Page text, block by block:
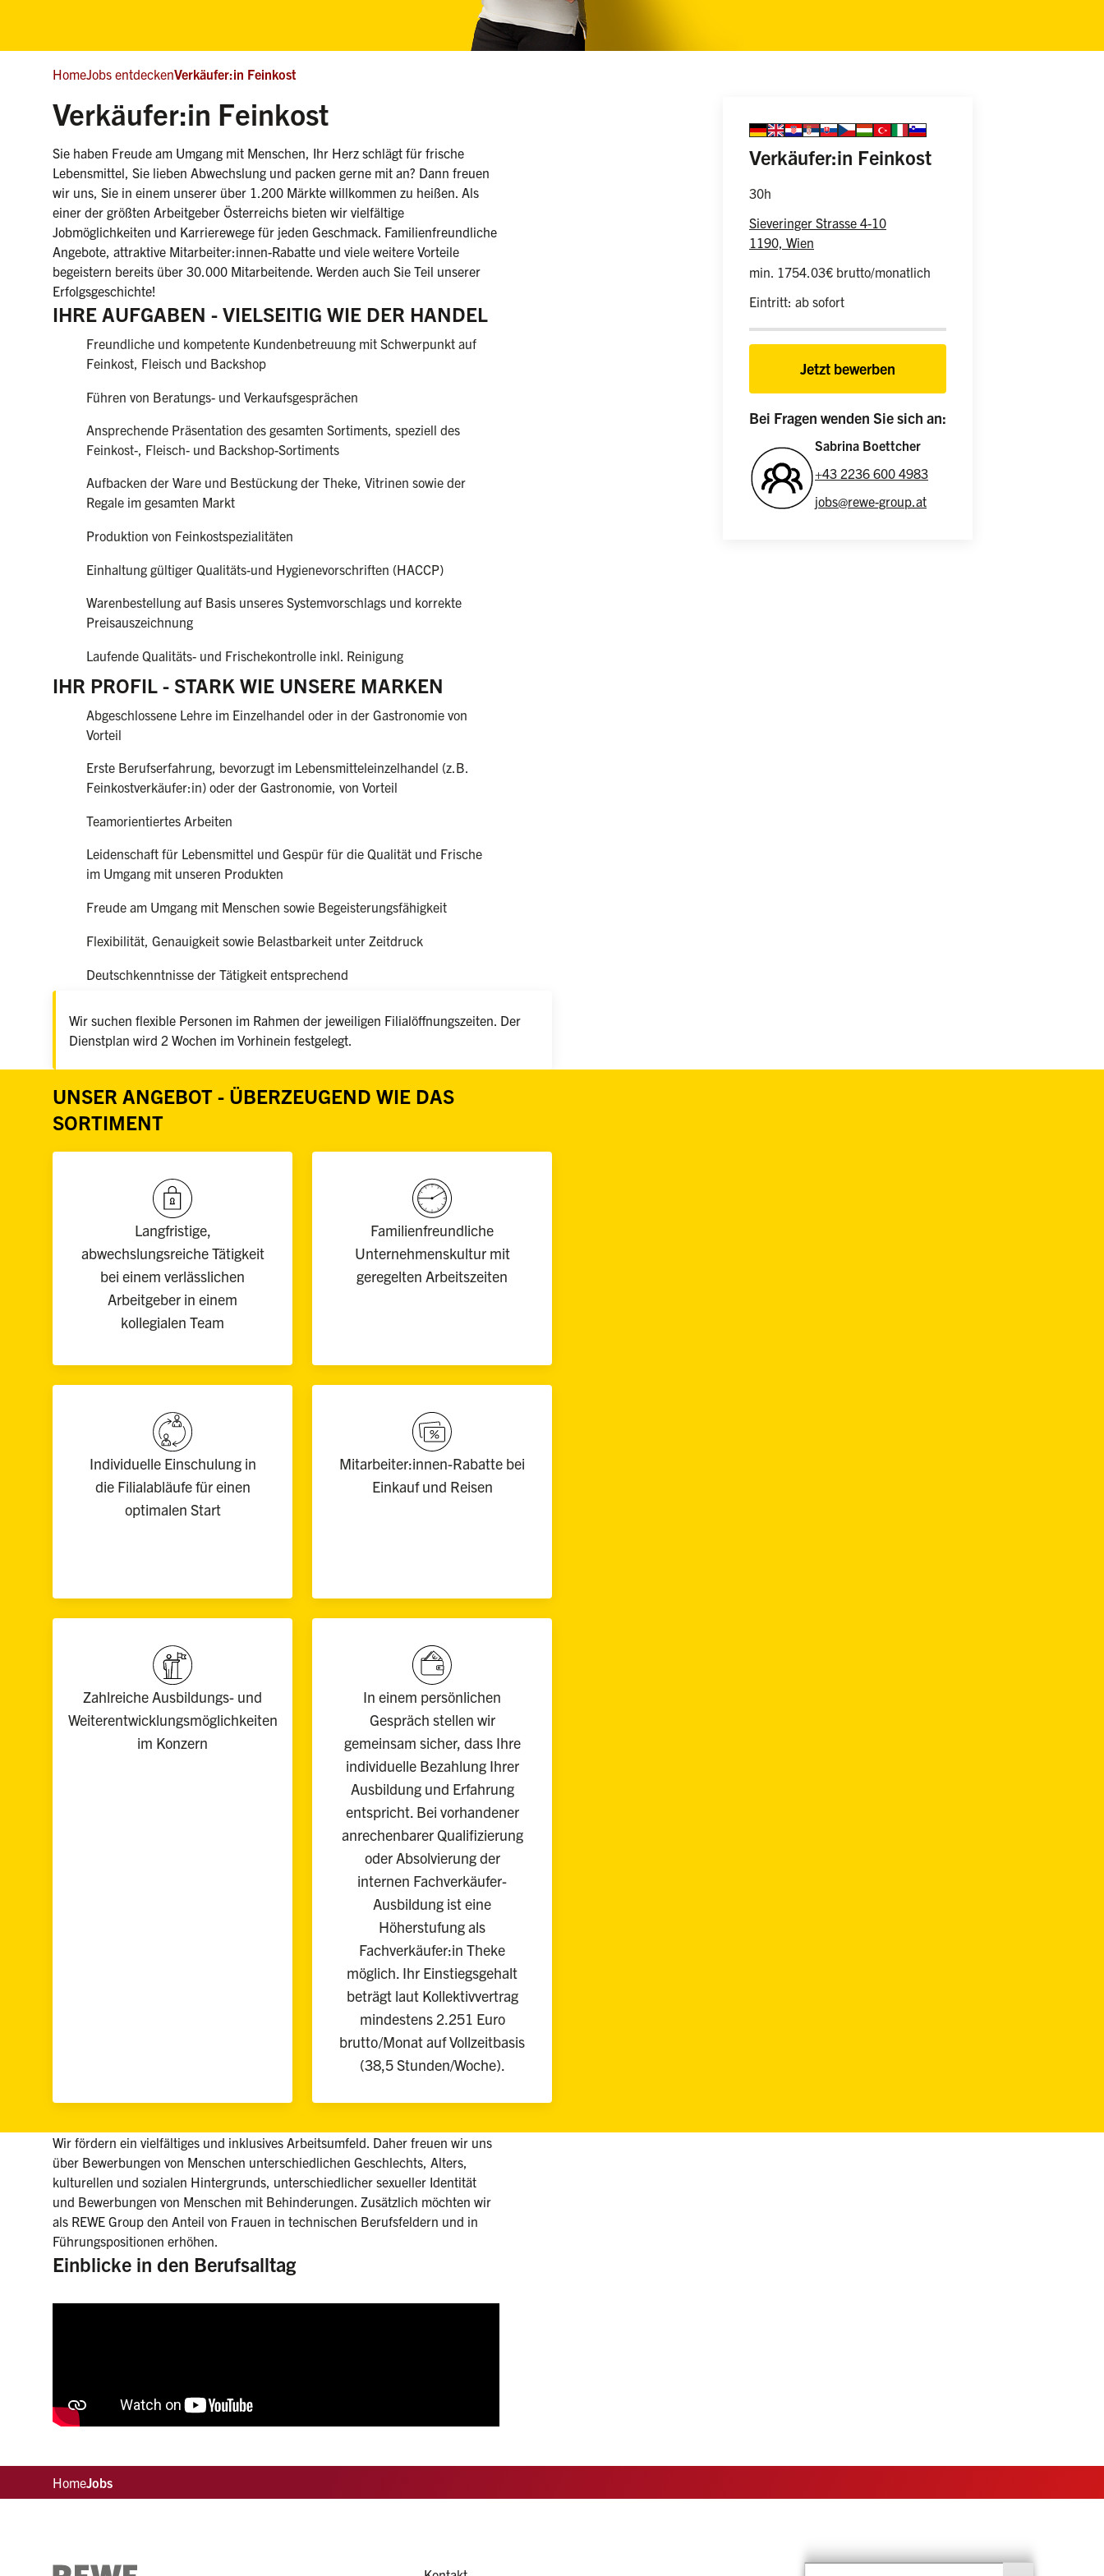
HomeJobs entdeckenVerkäufer:in Feinkost
Sprache auswählen
german
englishcroatian
serbian
slovakian
czechhungarian
turkish
italianslovenian
Verkäufer:in Feinkost(weiblich/männlich/
30h
Sieveringer Strasse 4-10
1190, Wien
min. 1754.03€ brutto/monatlich
Eintritt: ab sofort
Jetzt bewerben
Bei Fragen wenden Sie sich an:
Sabrina Boettcher
+43 2236 600 4983
jobs@rewe-group.at
Verkäufer:in Feinkost(weiblich/männlich/divers)
Sie haben Freude am Umgang mit Menschen, Ihr Herz schlägt für frische
Lebensmittel, Sie lieben Abwechslung und packen gerne mit an? Dann freuen
wir uns, Sie in einem unserer über 1.200 Märkte willkommen zu heißen. Als
einer der größten Arbeitgeber Österreichs bieten wir vielfältige
Jobmöglichkeiten und Karrierewege für jeden Geschmack. Familienfreundliche
Angebote, attraktive Mitarbeiter:innen-Rabatte und viele weitere Vorteile
begeistern bereits über 30.000 Mitarbeitende. Werden auch Sie Teil unserer
Erfolgsgeschichte!
IHRE AUFGABEN - VIELSEITIG WIE DER HANDEL
Freundliche und kompetente Kundenbetreuung mit Schwerpunkt auf
Feinkost, Fleisch und Backshop
Führen von Beratungs- und Verkaufsgesprächen
Ansprechende Präsentation des gesamten Sortiments, speziell des
Feinkost-, Fleisch- und Backshop-Sortiments
Aufbacken der Ware und Bestückung der Theke, Vitrinen sowie der
Regale im gesamten Markt
Produktion von Feinkostspezialitäten
Einhaltung gültiger Qualitäts-und Hygienevorschriften (HACCP)
Warenbestellung auf Basis unseres Systemvorschlags und korrekte
Preisauszeichnung
Laufende Qualitäts- und Frischekontrolle inkl. Reinigung
IHR PROFIL - STARK WIE UNSERE MARKEN
Abgeschlossene Lehre im Einzelhandel oder in der Gastronomie von
Vorteil
Erste Berufserfahrung, bevorzugt im Lebensmitteleinzelhandel (z.B.
Feinkostverkäufer:in) oder der Gastronomie, von Vorteil
Teamorientiertes Arbeiten
Leidenschaft für Lebensmittel und Gespür für die Qualität und Frische
im Umgang mit unseren Produkten
Freude am Umgang mit Menschen sowie Begeisterungsfähigkeit
Flexibilität, Genauigkeit sowie Belastbarkeit unter Zeitdruck
Deutschkenntnisse der Tätigkeit entsprechend
Wir suchen flexible Personen im Rahmen der jeweiligen Filialöffnungszeiten. Der
Dienstplan wird 2 Wochen im Vorhinein festgelegt.
UNSER ANGEBOT - ÜBERZEUGEND WIE DAS
SORTIMENT
Langfristige,
abwechslungsreiche Tätigkeit
bei einem verlässlichen
Arbeitgeber in einem
kollegialen Team
Familienfreundliche
Unternehmenskultur mit
geregelten Arbeitszeiten
Individuelle Einschulung in
die Filialabläufe für einen
optimalen Start
Mitarbeiter:innen-Rabatte bei
Einkauf und Reisen
Zahlreiche Ausbildungs- und
Weiterentwicklungsmöglichkeiten
im Konzern
In einem persönlichen
Gespräch stellen wir
gemeinsam sicher, dass Ihre
individuelle Bezahlung Ihrer
Ausbildung und Erfahrung
entspricht. Bei vorhandener
anrechenbarer Qualifizierung
oder Absolvierung der
internen Fachverkäufer-
Ausbildung ist eine
Höherstufung als
Fachverkäufer:in Theke
möglich. Ihr Einstiegsgehalt
beträgt laut Kollektivvertrag
mindestens 2.251 Euro
brutto/Monat auf Vollzeitbasis
(38,5 Stunden/Woche).
Wir fördern ein vielfältiges und inklusives Arbeitsumfeld. Daher freuen wir uns
über Bewerbungen von Menschen unterschiedlichen Geschlechts, Alters,
kulturellen und sozialen Hintergrunds, unterschiedlicher sexueller Identität
und Bewerbungen von Menschen mit Behinderungen. Zusätzlich möchten wir
als REWE Group den Anteil von Frauen in technischen Berufsfeldern und in
Führungspositionen erhöhen.
Einblicke in den Berufsalltag
HomeJobs